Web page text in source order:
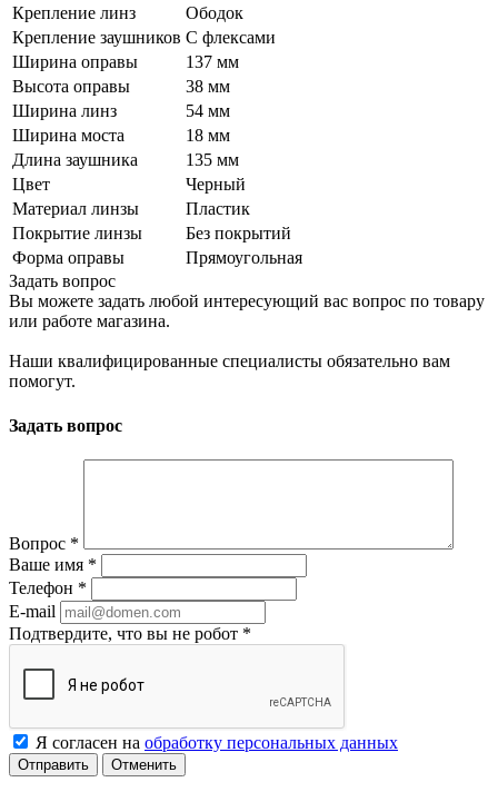
Крепление линз
Ободок
Крепление заушников С флексами
Ширина оправы
137 мм
Высота оправы
38 мм
Ширина линз
54 мм
Ширина моста
18 мм
Длина заушника
135 мм
Цвет
Черный
Материал линзы
Пластик
Покрытие линзы
Без покрытий
Форма оправы
Прямоугольная
Задать вопрос
Вы можете задать любой интересующий вас вопрос по товару
или работе магазина.
Наши квалифицированные специалисты обязательно вам
помогут.
Задать вопрос
Вопрос *
Ваше имя *
Телефон *
E-mail
Подтвердите, что вы не робот *
Я согласен на обработку персональных данных
Отменить